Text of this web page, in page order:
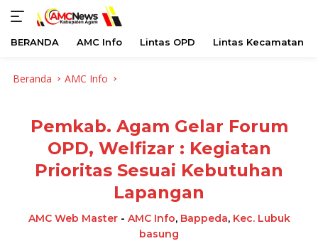
BERANDA AMC Info Lintas OPD Lintas Kecamatan
Beranda AMC Info
Pemkab. Agam Gelar Forum
OPD, Welfizar : Kegiatan
Prioritas Sesuai Kebutuhan
Lapangan
AMC Web Master- AMC Info, Bappeda, Kec. Lubuk
basung